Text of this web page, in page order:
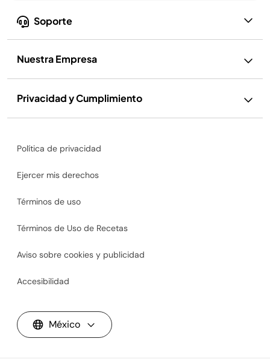
Soporte
Nuestra Empresa
Privacidad y Cumplimiento
Política de privacidad
Ejercer mis derechos
Términos de uso
Términos de Uso de Recetas
Aviso sobre cookies y publicidad
Accesibilidad
México